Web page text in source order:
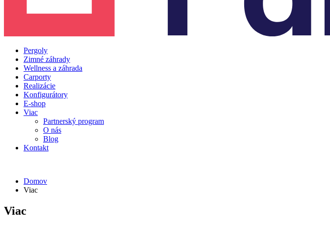
Pergoly
Zimné záhrady
Wellness a záhrada
Carporty
Realizácie
Konfigurátory
E-shop
Viac
Partnerský program
O nás
Blog
Kontakt
Domov
Viac
Viac